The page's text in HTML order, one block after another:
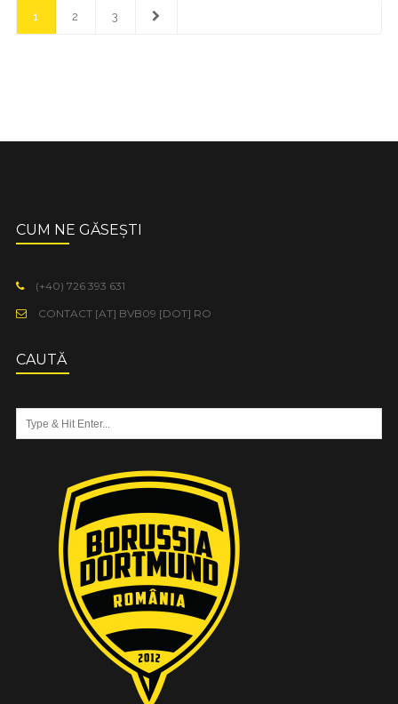
1 2 3
CUM NE GĂSEȘTI
(+40) 726 393 631
CONTACT [AT] BVB09 [DOT] RO
CAUTĂ